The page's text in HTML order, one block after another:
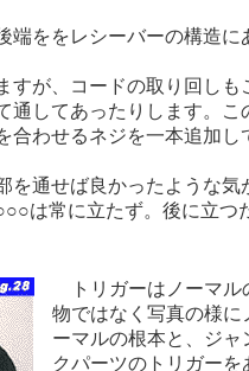
ををレシーバーの構造に
が、コードの取り回しも
通してあったりします。こ
合わせるネジを一本追加し
通せば良かったような気
は常に立たず。後に立つ
トリガーはノーマル
物ではなく写真の様に
ーマルの根本と、ジャ
クパーツのトリガーを